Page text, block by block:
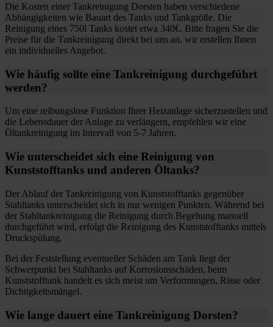
Die Kosten einer Tankreinigung Dorsten haben verschiedene
Abhängigkeiten wie Bauart des Tanks und Tankgröße. Die
Reinigung eines 750l Tanks kostet etwa 340€. Bitte fragen Sie die
Preise für die Tankreinigung direkt bei uns an, wir erstellen Ihnen
ein individuelles Angebot.
Wie häufig sollte eine Tankreinigung durchgeführt
werden?
Um eine reibungslose Funktion Ihrer Heizanlage sicherzustellen und
die Lebensdauer der Anlage zu verlängern, empfehlen wir eine
Öltankreinigung im Intervall von 5-7 Jahren.
Wie unterscheidet sich eine Reinigung von
Kunststofftanks und anderen Öltanks?
Der Ablauf der Tankreinigung von Kunststofftanks gegenüber
Stahltanks unterscheidet sich in nur wenigen Punkten. Während bei
der Stahltankreinigung die Reinigung durch Begehung manuell
durchgeführt wird, erfolgt die Reinigung des Kunststofftanks mittels
Druckspülung.
Bei der Feststellung eventueller Schäden am Tank liegt der
Schwerpunkt bei Stahltanks auf Korrosionsschäden, beim
Kunststofftank handelt es sich meist um Verformungen, Risse oder
Dichtigkeitsmängel.
Wie lange dauert eine Tankreinigung Dorsten?